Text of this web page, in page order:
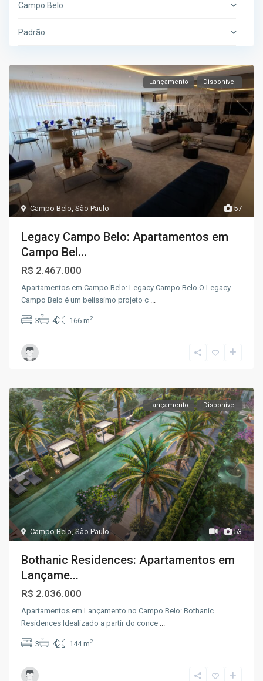
Campo Belo
Padrão
57
Campo Belo ,São Paulo
Lançamento Disponível
Legacy Campo Belo: Apartamentos em
Campo Bel...
R$ 2.467.000
Apartamentos em Campo Belo: Legacy Campo Belo O Legacy
Campo Belo é um belíssimo projeto c
3 4 166 m2
53
Campo Belo,São Paulo
Lançamento Disponível
Bothanic Residences: Apartamentos em
Lançame...
R$ 2.036.000
Apartamentos em Lançamento no Campo Belo: Bothanic
Residences Idealizado a partir do conce
3 4 144 m2